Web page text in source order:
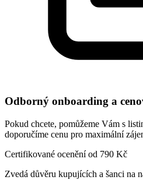
Odborný onboarding a
Pokud chcete, pomůžeme Vám s
doporučíme cenu pro maximální
Certifikované ocenění od 790 Kč
Zvedá důvěru kupujících a šanci na